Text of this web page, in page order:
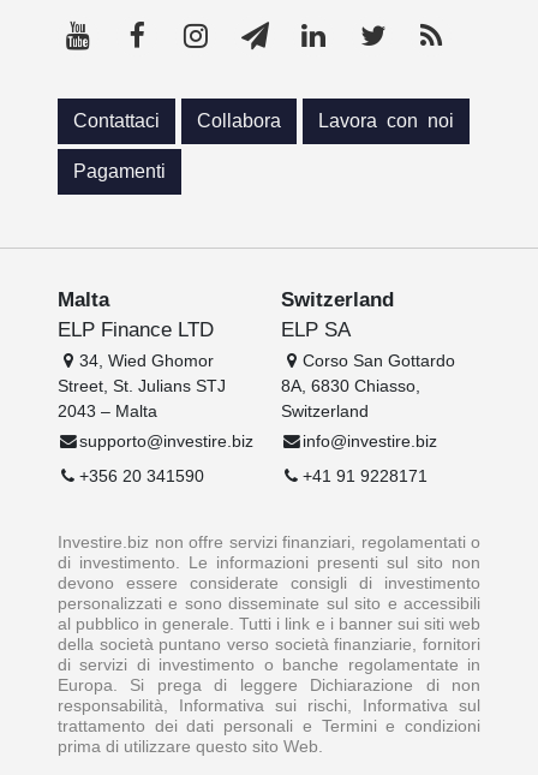
Contattaci Collabora Lavora con noi
Pagamenti
Malta
ELP Finance LTD
34, Wied Ghomor
Street, St. Julians STJ
2043 – Malta
supporto@investire.biz
+356 20 341590
Switzerland
ELP SA
Corso San Gottardo
8A, 6830 Chiasso,
Switzerland
info@investire.biz
+41 91 9228171
Investire.biz non offre servizi finanziari, regolamentati o
di investimento. Le informazioni presenti sul sito non
devono essere considerate consigli di investimento
personalizzati e sono disseminate sul sito e accessibili
al pubblico in generale. Tutti i link e i banner sui siti web
della società puntano verso società finanziarie, fornitori
di servizi di investimento o banche regolamentate in
Europa. Si prega di leggere Dichiarazione di non
responsabilità, Informativa sui rischi, Informativa sul
trattamento dei dati personali e Termini e condizioni
prima di utilizzare questo sito Web.